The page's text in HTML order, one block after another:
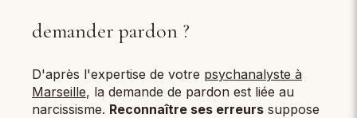
demander pardon ?
D'après l'expertise de votre psychanalyste à
Marseille, la demande de pardon est liée au
narcissisme. Reconnaître ses erreurs suppose